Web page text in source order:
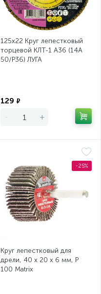
125х22 Круг лепестковый
торцевой КЛТ-1 А36 (14А
50/Р36) ЛУГА
129 ₽
- +
-25%
Круг лепестковый для
дрели, 40 х 20 х 6 мм, P
100 Matrix